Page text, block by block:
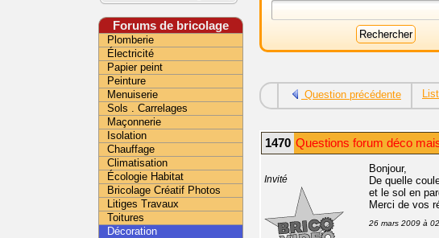
Question précédente
1470 Questions forum déco
Invité
Bonjour,
De quelle
et le sol en
Merci de vos
26 mars 2009 à
Forums de bricolage
Plomberie
Électricité
Papier peint
Peinture
Menuiserie
Sols . Carrelages
Maçonnerie
Isolation
Chauffage
Climatisation
Écologie Habitat
Bricolage Créatif Photos
Litiges Travaux
Toitures
Décoration